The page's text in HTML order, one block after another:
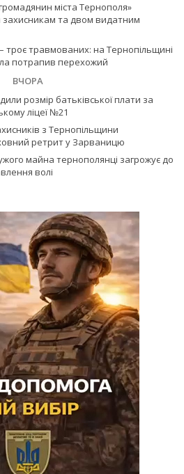
міста Тернополя»
та двом видатним
троє травмованих: на Тернопільщині
потрапив перехожий
ВЧОРА
розмір батьківської плати за
ліцеї №21
з Тернопільщини
ретрит у Зарваницю
майна тернополянці загрожує до
волі